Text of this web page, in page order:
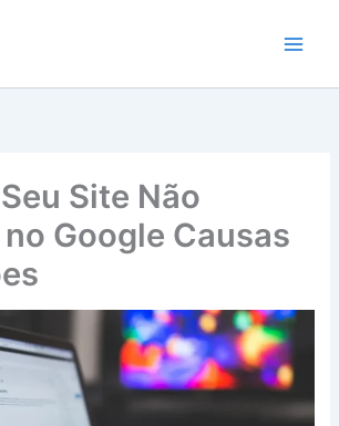
Site Não
Google Causas